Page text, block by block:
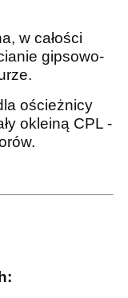
w całości
gipsowo-
ościeżnicy
okleiną CPL -